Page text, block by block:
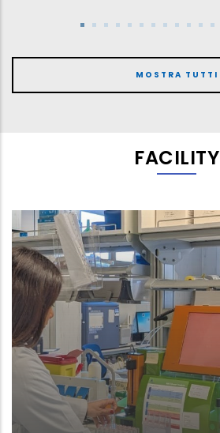
MOSTRA TUTTI
FACILITY